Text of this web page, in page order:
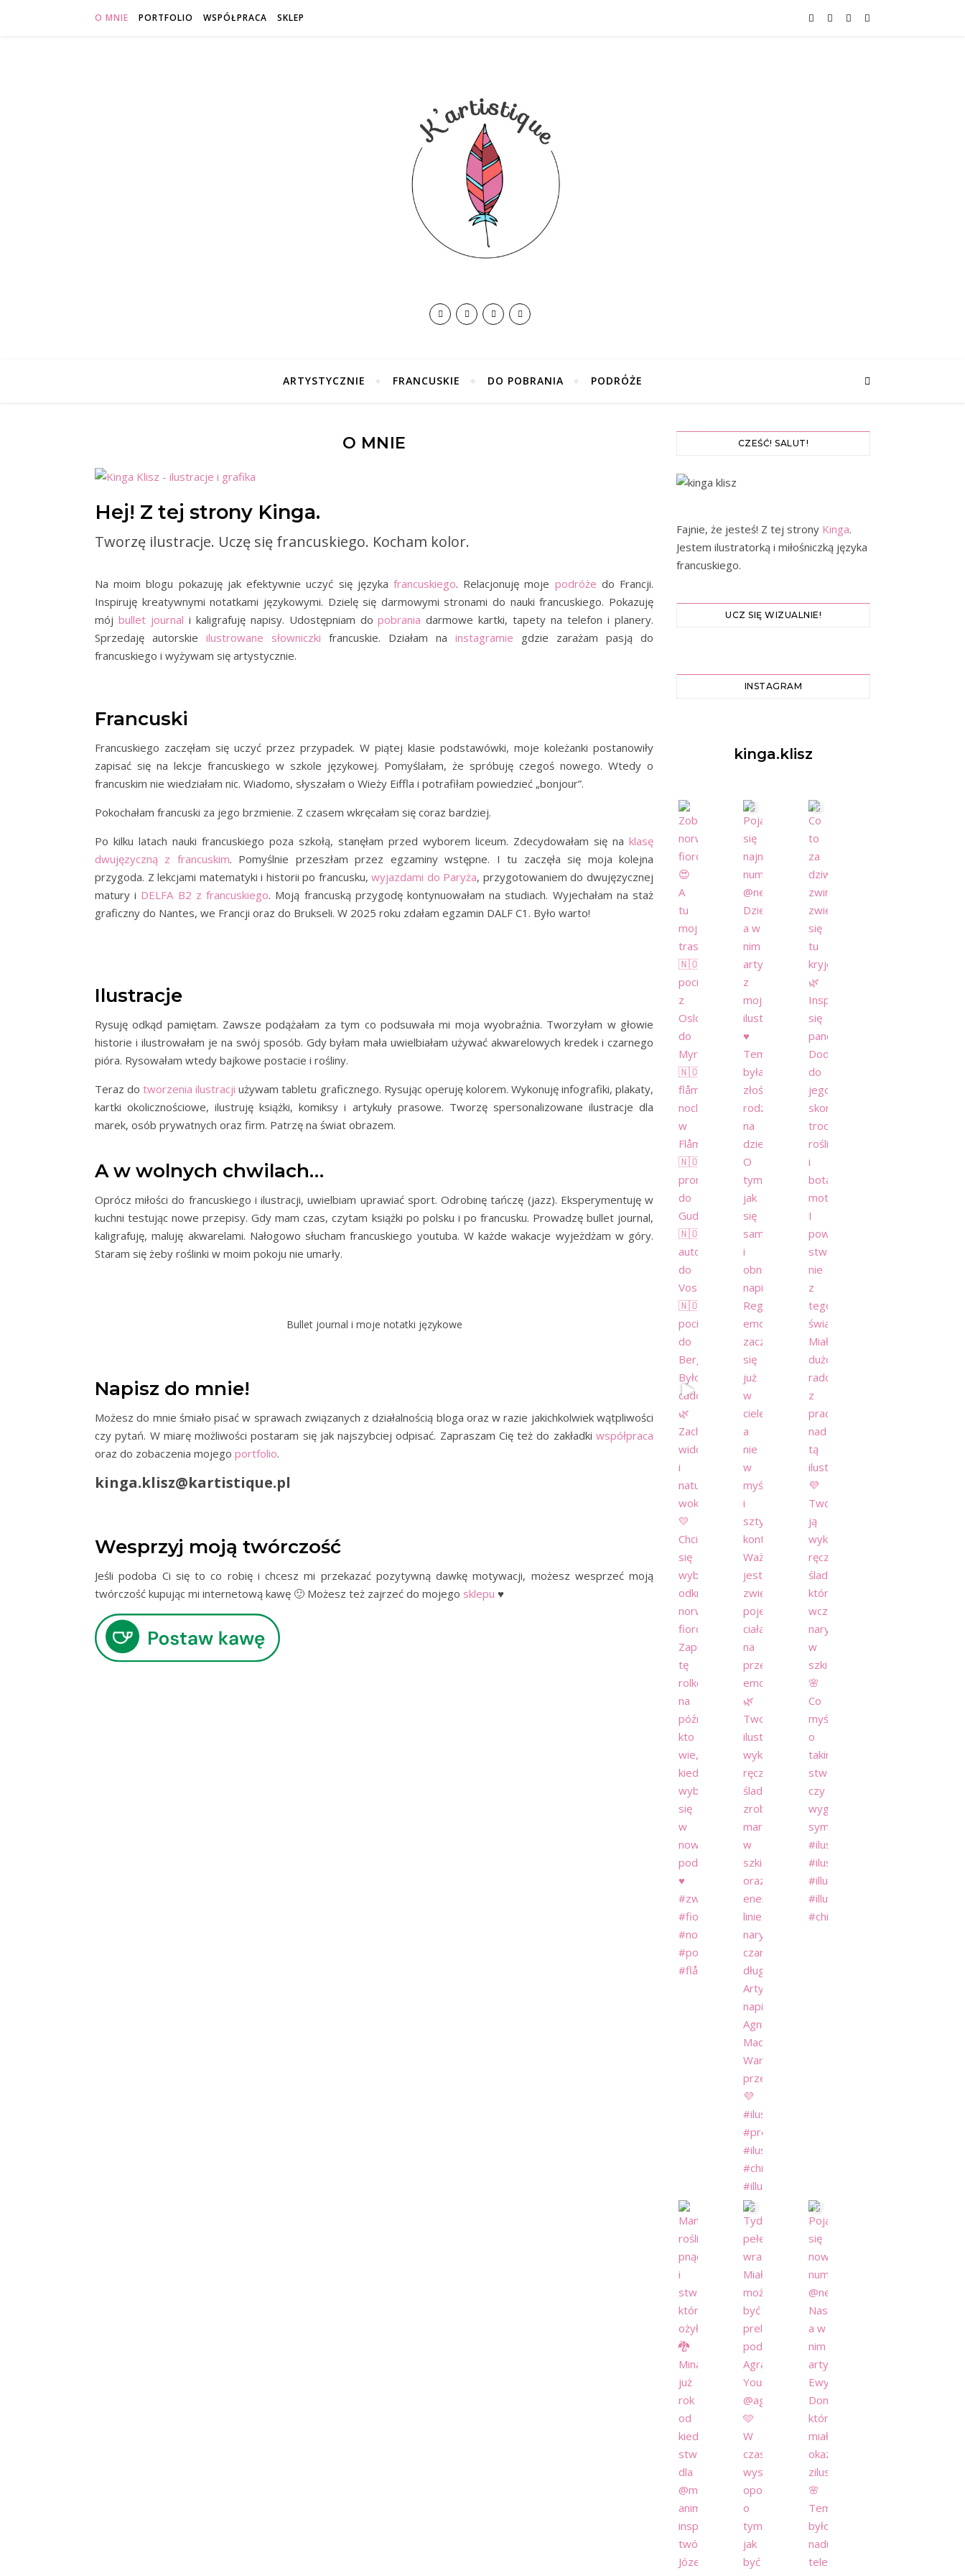
O MNIE PORTFOLIO WSPÓŁPRACA SKLEP
ARTYSTYCZNIE FRANCUSKIE DO POBRANIA PODRÓŻE
O MNIE
Hej! Z tej strony Kinga.
Tworzę ilustracje. Uczę się francuskiego. Kocham kolor.
Na moim blogu pokazuję jak efektywnie uczyć się języka francuskiego. Relacjonuję moje podróże do Francji.
Inspiruję kreatywnymi notatkami językowymi. Dzielę się darmowymi stronami do nauki francuskiego. Pokazuję
mój bullet journal i kaligrafuję napisy. Udostępniam dopobrania darmowe kartki, tapety na telefon i planery.
Sprzedaję autorskie ilustrowane słowniczki francuskie. Działam na instagramie gdzie zarażam pasją do
francuskiego i wyżywam się artystycznie.
Francuski
Francuskiego zaczęłam się uczyć przez przypadek. W piątej klasie podstawówki, moje koleżanki postanowiły
zapisać się na lekcje francuskiego w szkole językowej. Pomyślałam, że spróbuję czegoś nowego. Wtedy o
francuskim nie wiedziałam nic. Wiadomo, słyszałam o Wieży Eiffla i potrafiłam powiedzieć „bonjour”.
Pokochałam francuski za jego brzmienie. Z czasem wkręcałam się coraz bardziej.
Po kilku latach nauki francuskiego poza szkołą, stanęłam przed wyborem liceum. Zdecydowałam się na klasę
dwujęzyczną z francuskim. Pomyślnie przeszłam przez egzaminy wstępne. I tu zaczęła się moja kolejna
przygoda. Z lekcjami matematyki i historii po francusku,wyjazdami do Paryża, przygotowaniem do dwujęzycznej
matury i DELFA B2 z francuskiego. Moją francuską przygodę kontynuowałam na studiach. Wyjechałam na staż
graficzny do Nantes, we Francji oraz do Brukseli. W 2025 roku zdałam egzamin DALF C1. Było warto!
Ilustracje
Rysuję odkąd pamiętam. Zawsze podążałam za tym co podsuwała mi moja wyobraźnia. Tworzyłam w głowie
historie i ilustrowałam je na swój sposób. Gdy byłam mała uwielbiałam używać akwarelowych kredek i czarnego
pióra. Rysowałam wtedy bajkowe postacie i rośliny.
Teraz dotworzenia ilustracji używam tabletu graficznego. Rysując operuję kolorem. Wykonuję infografiki, plakaty,
kartki okolicznościowe, ilustruję książki, komiksy i artykuły prasowe. Tworzę spersonalizowane ilustracje dla
marek, osób prywatnych oraz firm. Patrzę na świat obrazem.
A w wolnych chwilach…
Oprócz miłości do francuskiego i ilustracji, uwielbiam uprawiać sport. Odrobinę tańczę (jazz). Eksperymentuję w
kuchni testując nowe przepisy. Gdy mam czas, czytam książki po polsku i po francusku. Prowadzę bullet journal,
kaligrafuję, maluję akwarelami. Nałogowo słucham francuskiego youtuba. W każde wakacje wyjeżdżam w góry.
Staram się żeby roślinki w moim pokoju nie umarły.
Bullet journal i moje notatki językowe
Napisz do mnie!
Możesz do mnie śmiało pisać w sprawach związanych z działalnością bloga oraz w razie jakichkolwiek wątpliwości
czy pytań. W miarę możliwości postaram się jak najszybciej odpisać. Zapraszam Cię też do zakładki współpraca
oraz do zobaczenia mojego portfolio.
kinga.klisz@kartistique.pl
Wesprzyj moją twórczość
Jeśli podoba Ci się to co robię i chcesz mi przekazać pozytywną dawkę motywacji, możesz wesprzeć moją
twórczość kupując mi internetową kawę 🙂 Możesz też zajrzeć do mojego sklepu ♥
CZEŚĆ! SALUT!
Fajnie, że jesteś! Z tej strony Kinga.
Jestem ilustratorką i miłośniczką języka
francuskiego.
UCZ SIĘ WIZUALNIE!
INSTAGRAM
kinga.klisz